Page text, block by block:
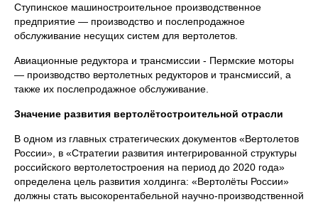
Ступинское машиностроительное производственное
предприятие — производство и послепродажное
обслуживание несущих систем для вертолетов.
Авиационные редуктора и трансмиссии - Пермские моторы
— производство вертолетных редукторов и трансмиссий, а
также их послепродажное обслуживание.
Значение развития вертолётостроительной отрасли
В одном из главных стратегических документов «Вертолетов
России», в «Стратегии развития интегрированной структуры
российского вертолетостроения на период до 2020 года»
определена цель развития холдинга: «Вертолёты России»
должны стать высокорентабельной научно-производственной